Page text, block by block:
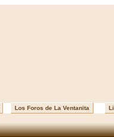
Los Foros de La Ventanita